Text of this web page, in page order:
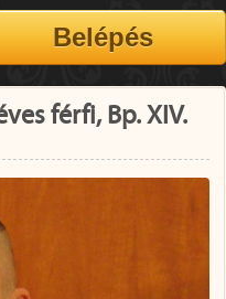
férfi, Bp. XIV.